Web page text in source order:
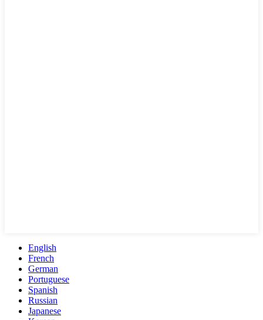
English
French
German
Portuguese
Spanish
Russian
Japanese